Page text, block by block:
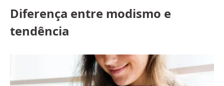
Diferença entre modismo e
tendência